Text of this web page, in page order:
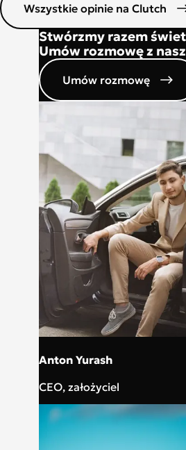
Wszystkie opinie na Clutch
Stwórzmy razem
Umów rozmowę z
Umów rozmowę
Anton Yurash
CEO, założyciel